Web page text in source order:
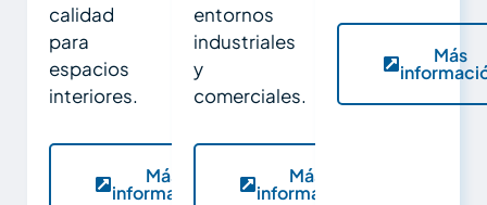
calidad
para
espacios
interiores.
Más
información
entornos
industriales
y
comerciales.
Más
información
Más